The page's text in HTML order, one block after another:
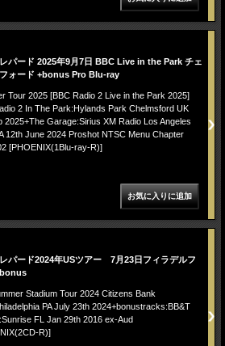
パード 2025年9月7日 BBC Live in the Park チェ
ォード +bonus Pro Blu-ray
Tour 2025 [BBC Radio 2 Live in the Park 2025]
2 In The Park:Hylands Park Chelmsford UK
2025+The Garage:Sirius XM Radio Los Angeles
12th June 2024 Proshot NTSC Menu Chapter
[PHOENIX(1Blu-ray-R)]
パード2024年USツアー 7月23日フィラデルフ
Stadium Tour 2024 Citizens Bank
PA July 23th 2024+bonustracks:BB&T
FL Jan 29th 2016 ex-Aud
R)]